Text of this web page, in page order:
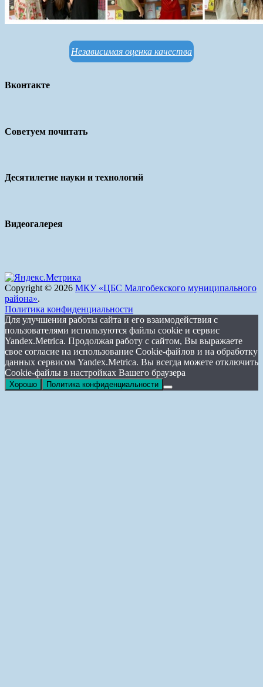
Независимая оценка качества
Вконтакте
Советуем почитать
Десятилетие науки и технологий
Видеогалерея
Copyright © 2026 МКУ «ЦБС Малгобекского муниципального
района».
Политика конфиденциальности
Для улучшения работы сайта и его взаимодействия с
пользователями используются файлы cookie и сервис
Yandex.Metrica. Продолжая работу с сайтом, Вы выражаете
свое согласие на использование Cookie-файлов и на обработку
данных сервисом Yandex.Metrica. Вы всегда можете отключить
Cookie-файлы в настройках Вашего браузера
Хорошо Политика конфиденциальности